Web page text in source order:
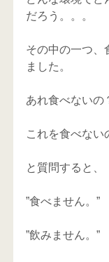
だろう。。。
その中の一つ、
ました。
あれ食べないの
これを食べない
と質問すると、
”食べません。”
”飲みません。”